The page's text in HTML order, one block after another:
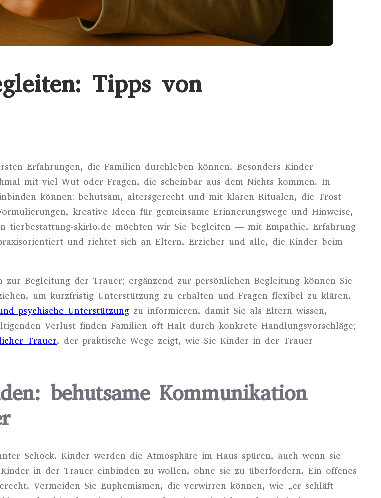
Tipps von
Erfahrungen, die Familien durchleben können. Besonders Kinder
mit viel Wut oder Fragen, die scheinbar aus dem Nichts kommen. In
können: behutsam, altersgerecht und mit klaren Ritualen, die Trost
kreative Ideen für gemeinsame Erinnerungswege und Hinweise,
tierbestattung-skirlo.de möchten wir Sie begleiten — mit Empathie, Erfahrung
und richtet sich an Eltern, Erzieher und alle, die Kinder beim
Begleitung der Trauer; ergänzend zur persönlichen Begleitung können Sie
um kurzfristig Unterstützung zu erhalten und Fragen flexibel zu klären.
psychische Unterstützung zu informieren, damit Sie als Eltern wissen,
Verlust finden Familien oft Halt durch konkrete Handlungsvorschläge;
Trauer, der praktische Wege zeigt, wie Sie Kinder in der Trauer
behutsame Kommunikation
Schock. Kinder werden die Atmosphäre im Haus spüren, auch wenn sie
in der Trauer einbinden zu wollen, ohne sie zu überfordern. Ein offenes
Vermeiden Sie Euphemismen, die verwirren können, wie „er schläft